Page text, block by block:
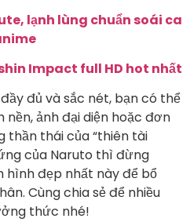
lạnh lùng chuẩn soái ca
Impact full HD hot nhất
đủ và sắc nét, bạn có thể
ảnh đại diện hoặc đơn
thần thái của “thiên tài
của Naruto thì đừng
hình đẹp nhất này để bổ
Cùng chia sẻ để nhiều
thức nhé!